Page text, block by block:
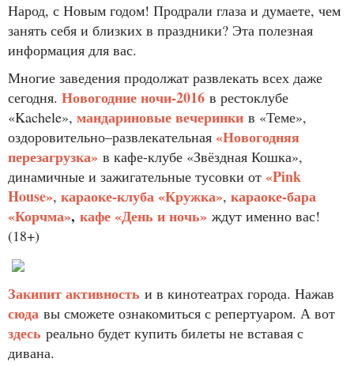
Народ, с Новым годом! Продрали глаза и думаете, чем
занять себя и близких в праздники? Эта полезная
информация для вас.
Многие заведения продолжат развлекать всех даже
сегодня. Новогодние ночи-2016 в рестоклубе
«Kachele», мандариновые вечеринки в «Теме»,
оздоровительно–развлекательная «Новогодняя
перезагрузка» в кафе-клубе «Звёздная Кошка»,
динамичные и зажигательные тусовки от «Pink
House», караоке-клуба «Кружка», караоке-бара
«Корчма», кафе «День и ночь» ждут именно вас!
(18+)
Закипит активность и в кинотеатрах города. Нажав
сюда вы сможете ознакомиться с репертуаром. А вот
здесь реально будет купить билеты не вставая с
дивана.